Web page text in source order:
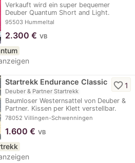
Verkauft wird ein super bequemer
Deuber Quantum Short and Light.
Dieser Sattel…
95503 Hummeltal
2.300 € VB
Startrekk Endurance Classic
Deuber & Partner Startrekk
Baumloser Westernsattel von Deuber &
Partner. Kissen per Klett verstellbar.
Sitzgrösse S1
78052 Villingen-Schwenningen
favorite_border1
1.600 € VB